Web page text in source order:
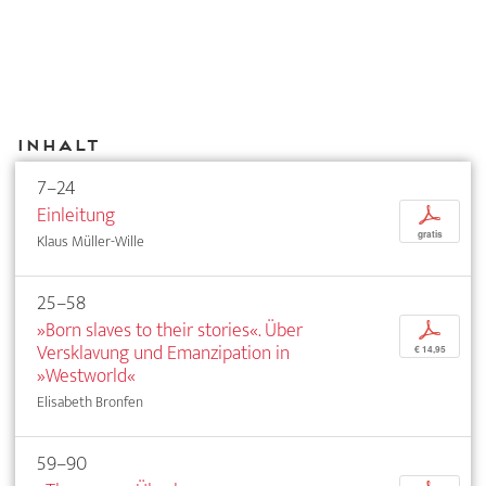
Inhalt
7–24
Einleitung
Klaus Müller-Wille
p
gratis
25–58
»Born slaves to their stories«. Über
Versklavung und Emanzipation in
»Westworld«
Elisabeth Bronfen
p
€ 14,95
59–90